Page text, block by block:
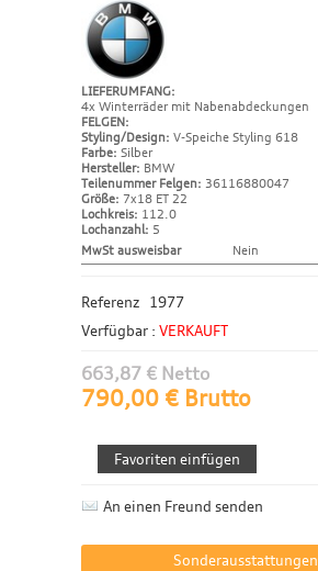
LIEFERUMFANG:
4x Winterräder mit Nabenabdeckungen
FELGEN:
Styling/Design: V-Speiche Styling 618
Farbe: Silber
Hersteller: BMW
Teilenummer Felgen: 36116880047
Größe: 7x18 ET 22
Lochkreis: 112.0
Lochanzahl: 5
MwSt ausweisbar
Nein
Referenz
1977
Verfügbar : VERKAUFT
663,87 € Netto
790,00 € Brutto
An einen Freund senden
Sonderausstattungen